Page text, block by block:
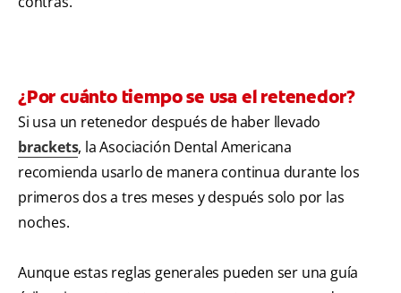
¿Por cuánto tiempo se usa el retenedor?
Si usa un retenedor después de haber llevado
brackets, la Asociación Dental Americana
recomienda usarlo de manera continua durante los
primeros dos a tres meses y después solo por las
noches.
Aunque estas reglas generales pueden ser una guía